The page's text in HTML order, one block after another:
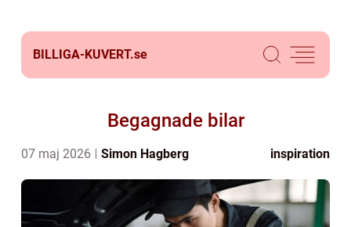
BILLIGA-KUVERT.se
Begagnade bilar
07 maj 2026 Simon Hagberg inspiration